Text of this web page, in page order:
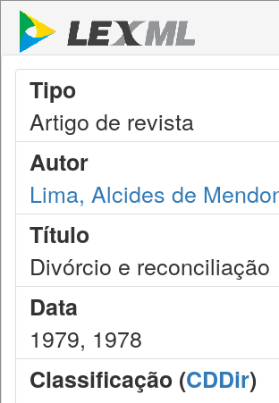
Tipo
Artigo de revista
Autor
Lima, Alcides de
Título
Divórcio e reconciliação
Data
1979, 1978
Classificação (CDDir)